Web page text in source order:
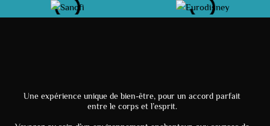
Une expérience unique de bien-être, pour un accord parfait
entre le corps et l’esprit.